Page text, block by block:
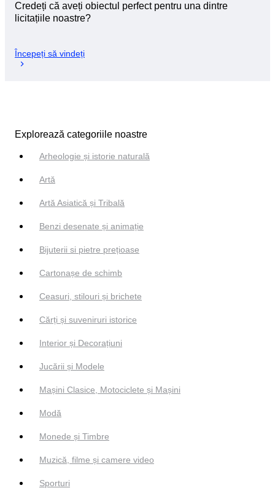
Credeți că aveți obiectul perfect pentru una dintre
licitațiile noastre?
Începeți să vindeți
Explorează categoriile noastre
Arheologie și istorie naturală
Artă
Artă Asiatică și Tribală
Benzi desenate și animație
Bijuterii si pietre prețioase
Cartonașe de schimb
Ceasuri, stilouri și brichete
Cărți și suveniruri istorice
Interior și Decorațiuni
Jucării și Modele
Mașini Clasice, Motociclete și Mașini
Modă
Monede și Timbre
Muzică, filme și camere video
Sporturi